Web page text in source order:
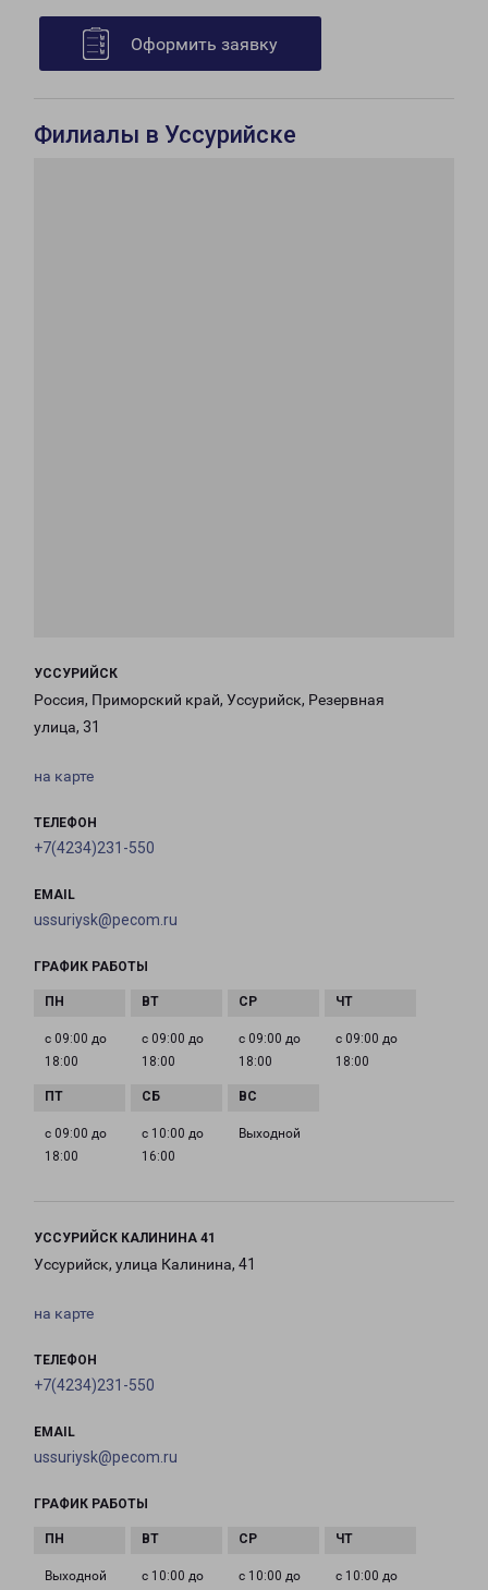
Оформить заявку
Филиалы в Уссурийске
УССУРИЙСК
Россия, Приморский край, Уссурийск, Резервная
улица, 31
на карте
ТЕЛЕФОН
+7(4234)231-550
EMAIL
ussuriysk@pecom.ru
ГРАФИК РАБОТЫ
с 09:00 до
18:00
с 09:00 до
18:00
с 09:00 до
18:00
с 09:00 до
18:00
с 09:00 до
18:00
с 10:00 до
16:00
Выходной
УССУРИЙСК КАЛИНИНА 41
Уссурийск, улица Калинина, 41
на карте
ТЕЛЕФОН
+7(4234)231-550
EMAIL
ussuriysk@pecom.ru
ГРАФИК РАБОТЫ
Выходной с 10:00 до с 10:00 до с 10:00 до